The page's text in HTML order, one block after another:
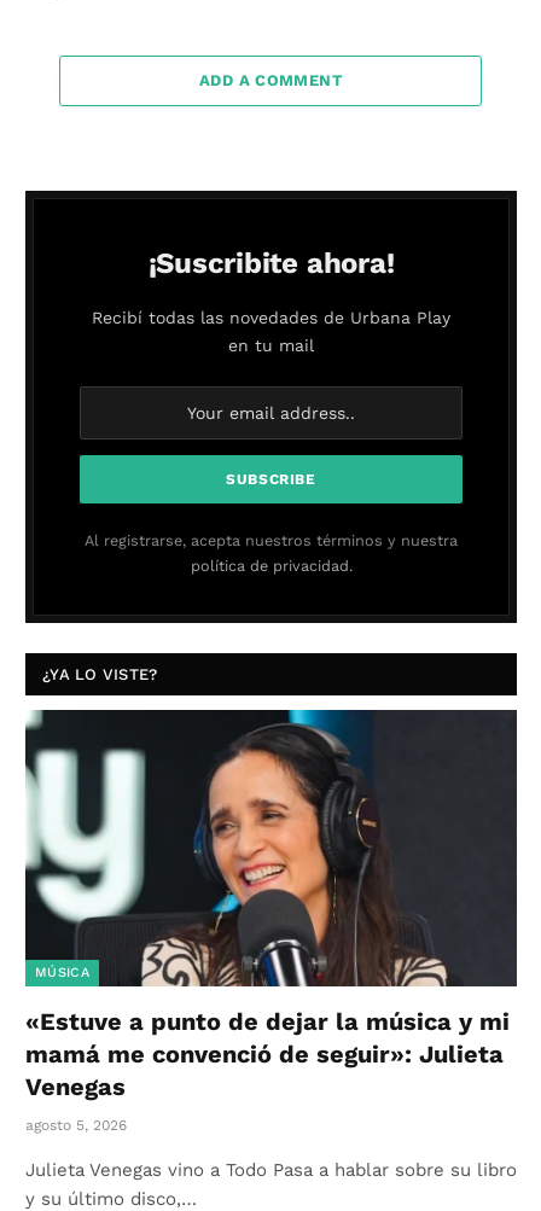
ADD A COMMENT
¡Suscribite ahora!
Recibí todas las novedades de Urbana Play
en tu mail
Al registrarse, acepta nuestros términos y nuestra
política de privacidad.
¿YA LO VISTE?
MÚSICA
«Estuve a punto de dejar la música y mi
mamá me convenció de seguir»: Julieta
Venegas
agosto 5, 2026
Julieta Venegas vino a Todo Pasa a hablar sobre su libro
y su último disco,…